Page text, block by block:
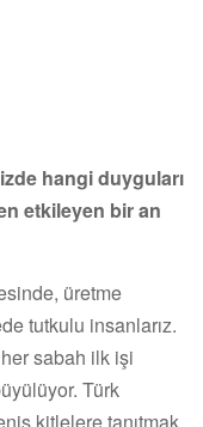
hangi duyguları
etkileyen bir an
üretme
tutkulu insanlarız.
sabah ilk işi
Türk
kitlelere tanıtmak